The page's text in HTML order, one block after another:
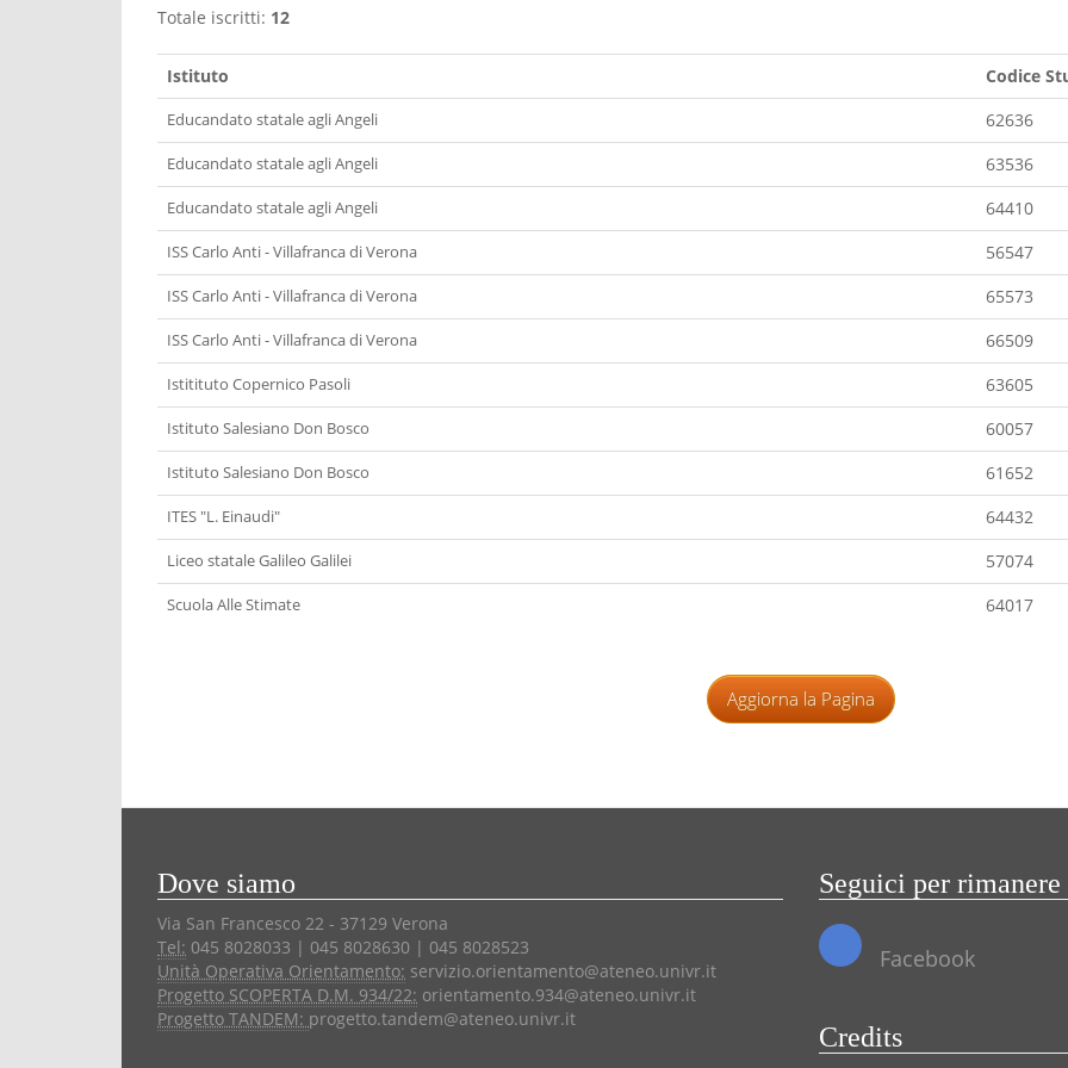
Totale iscritti: 12
Istituto Codice
Educandato statale agli Angeli 62636
Educandato statale agli Angeli 63536
Educandato statale agli Angeli 64410
ISS Carlo Anti - Villafranca di Verona 56547
ISS Carlo Anti - Villafranca di Verona 65573
ISS Carlo Anti - Villafranca di Verona 66509
Istitituto Copernico Pasoli 63605
Istituto Salesiano Don Bosco 60057
Istituto Salesiano Don Bosco 61652
ITES "L. Einaudi" 64432
Liceo statale Galileo Galilei 57074
Scuola Alle Stimate 64017
Aggiorna la Pagina
Dove siamo
Via San Francesco 22 - 37129 Verona
Tel: 045 8028033 | 045 8028630 | 045 8028523
Unità Operativa Orientamento: servizio.orientamento@ateneo.univr.it
Progetto SCOPERTA D.M. 934/22: orientamento.934@ateneo.univr.it
Progetto TANDEM: progetto.tandem@ateneo.univr.it
Seguici per
Facebook
Credits